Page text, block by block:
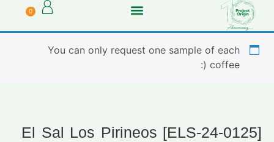
0
You can only request one sample of each
coffee (:
[ELS-24-0125] El Sal Los Pirineos